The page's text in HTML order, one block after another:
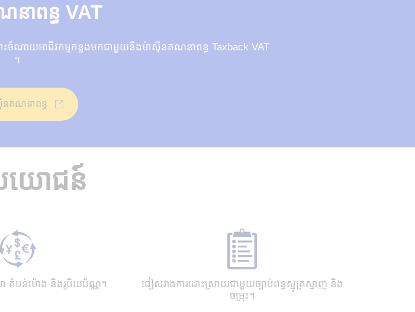
ាពន្ធ VAT
ចំណាយអាជីវកម្មកន្លងមកជាមួយនឹងម៉ាស៊ីនគណនាពន្ធ Taxback VAT
។
នគណនាពន្ធ
រយោជន៍
ា តំបន់ម៉ោង និងរូបិយប័ណ្ណ។
ជៀសវាងការដោះស្រាយជាមួយច្បាប់ពន្ធស្មុគ្រស្មាញ និង
ចម្រុះ។